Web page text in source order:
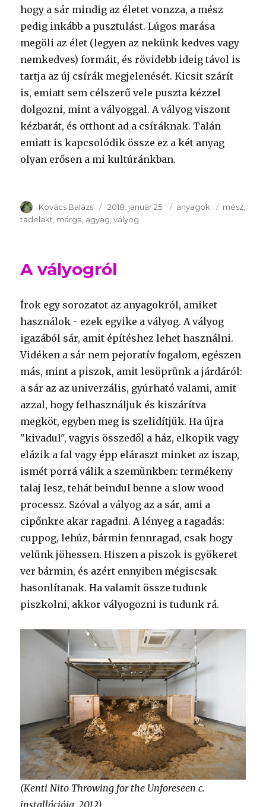
hogy a sár mindig az életet vonzza, a mész
pedig inkább a pusztulást. Lúgos marása
megöli az élet (legyen az nekünk kedves vagy
nemkedves) formáit, és rövidebb ideig távol is
tartja az új csírák megjelenését. Kicsit szárít
is, emiatt sem célszerű vele puszta kézzel
dolgozni, mint a vályoggal. A vályog viszont
kézbarát, és otthont ad a csíráknak. Talán
emiatt is kapcsolódik össze ez a két anyag
olyan erősen a mi kultúránkban.
Szerző
Kovács Balázs Publikálva
2018. január 25. Témakör
anyagok
mész
tadelakt márga agyag vályog
A vályogról
Írok egy sorozatot az anyagokról, amiket
használok - ezek egyike a vályog. A vályog
igazából sár, amit építéshez lehet használni.
Vidéken a sár nem pejoratív fogalom, egészen
más, mint a piszok, amit lesöprünk a járdáról:
a sár az az univerzális, gyúrható valami, amit
azzal, hogy felhasználjuk és kiszárítva
megköt, egyben meg is szelidítjük. Ha újra
"kivadul", vagyis összedől a ház, elkopik vagy
elázik a fal vagy épp eláraszt minket az iszap,
ismét porrá válik a szemünkben: termékeny
talaj lesz, tehát beindul benne a slow wood
processz. Szóval a vályog az a sár, ami a
cipőnkre akar ragadni. A lényeg a ragadás:
cuppog, lehúz, bármin fennragad, csak hogy
velünk jöhessen. Hiszen a piszok is gyökeret
ver bármin, és azért ennyiben mégiscsak
hasonlítanak. Ha valamit össze tudunk
piszkolni, akkor vályogozni is tudunk rá.
(Kenti Nito Throwing for the Unforeseen c.
installációja, 2012)